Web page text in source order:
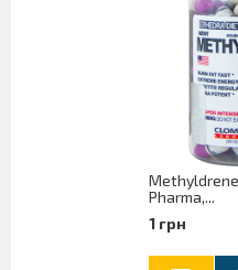
Pharma,...
1 грн